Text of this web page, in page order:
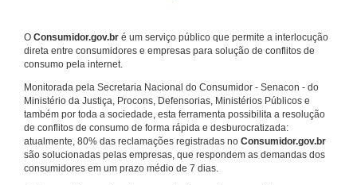
O Consumidor.gov.br é um serviço público que permite a interlocução
direta entre consumidores e empresas para solução de conflitos de
consumo pela internet.
Monitorada pela Secretaria Nacional do Consumidor - Senacon - do
Ministério da Justiça, Procons, Defensorias, Ministérios Públicos e
também por toda a sociedade, esta ferramenta possibilita a resolução
de conflitos de consumo de forma rápida e desburocratizada:
atualmente, 80% das reclamações registradas no Consumidor.gov.br
são solucionadas pelas empresas, que respondem as demandas dos
consumidores em um prazo médio de 7 dias.